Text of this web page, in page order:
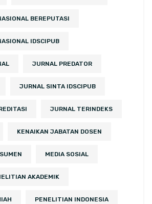
BEREPUTASI
IDSCIPUB
JURNAL PREDATOR
JURNAL SINTA IDSCIPUB
JURNAL TERINDEKS
KENAIKAN JABATAN DOSEN
MEDIA SOSIAL
AKADEMIK
PENELITIAN INDONESIA